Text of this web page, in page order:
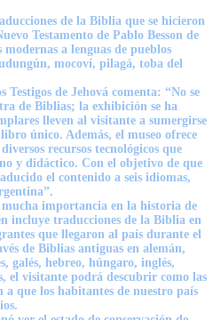
de la Biblia que se hicieron
Testamento de Pablo Besson de
a lenguas de pueblos
mocoví, pilagá, toba del
de Jehová comenta: “No se
de Biblias; la exhibición se ha
lleven al visitante a sumergirse
único. Además, el museo ofrece
recursos tecnológicos que
y didáctico. Con el objetivo de que
el contenido a seis idiomas,
importancia en la historia de
incluye traducciones de la Biblia en
que llegaron al país durante el
de Biblias antiguas en alemán,
galés, hebreo, húngaro, inglés,
el visitante podrá descubrir como las
que los habitantes de nuestro país